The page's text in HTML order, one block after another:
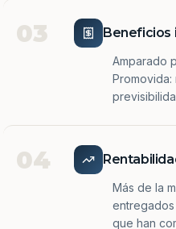
03 Beneficios
Amparado
04
Más de la
que han